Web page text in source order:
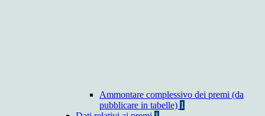
Ammontare complessivo dei premi (da
pubblicare in tabelle) 1